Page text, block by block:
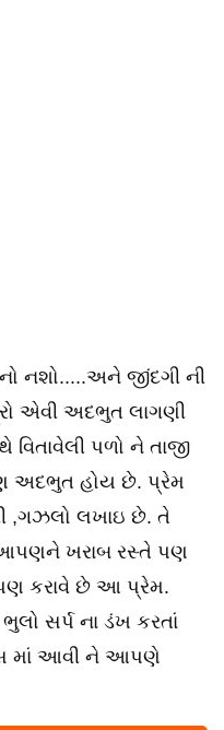
જીંદગી ની
એવી અદભુત લાગણી
વિતાવેલી પળો ને તાજી
અદભુત હોય છે. પ્રેમ
,ગઝલો લખાઇ છે. તે
ખરાબ રસ્તે પણ
કરાવે છે આ પ્રેમ.
સર્પ ના ડંખ કરતાં
માં આવી ને આપણે